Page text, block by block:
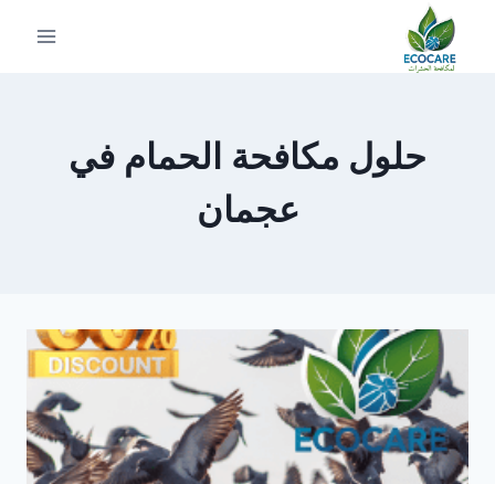
التجاوز
حلول مكافحة الحمام في
عجمان